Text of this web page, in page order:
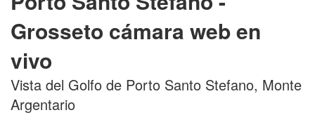
Grosseto cámara web en
vivo
Vista del Golfo de Porto Santo Stefano, Monte
Argentario